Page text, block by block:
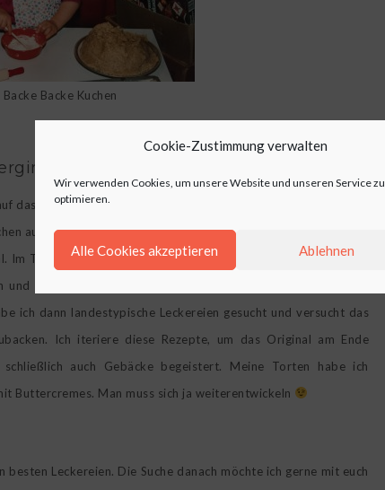
Cookie-Zustimmung verwalten
Wir verwenden Cookies, um unsere Website und unseren Service zu
optimieren.
Alle Cookies akzeptieren Ablehnen
Backe Backe Kuchen
das Backen verzichten. Bereits mit acht Jahren habe ich alleine
aus einem Kinderbackbuch, gebacken. Meine Mama hatte die
Teenageralter fing ich dann an daraus Torten zu backen. So
dann zu den Torten. Irgendwann habe ich das Reisen als
ich dann landestypische Leckereien gesucht und versucht das
Ich iteriere diese Rezepte, um das Original am Ende
auch Gebäcke begeistert. Meine Torten habe ich
Buttercremes. Man muss sich ja weiterentwickeln
besten Leckereien. Die Suche danach möchte ich gerne mit euch